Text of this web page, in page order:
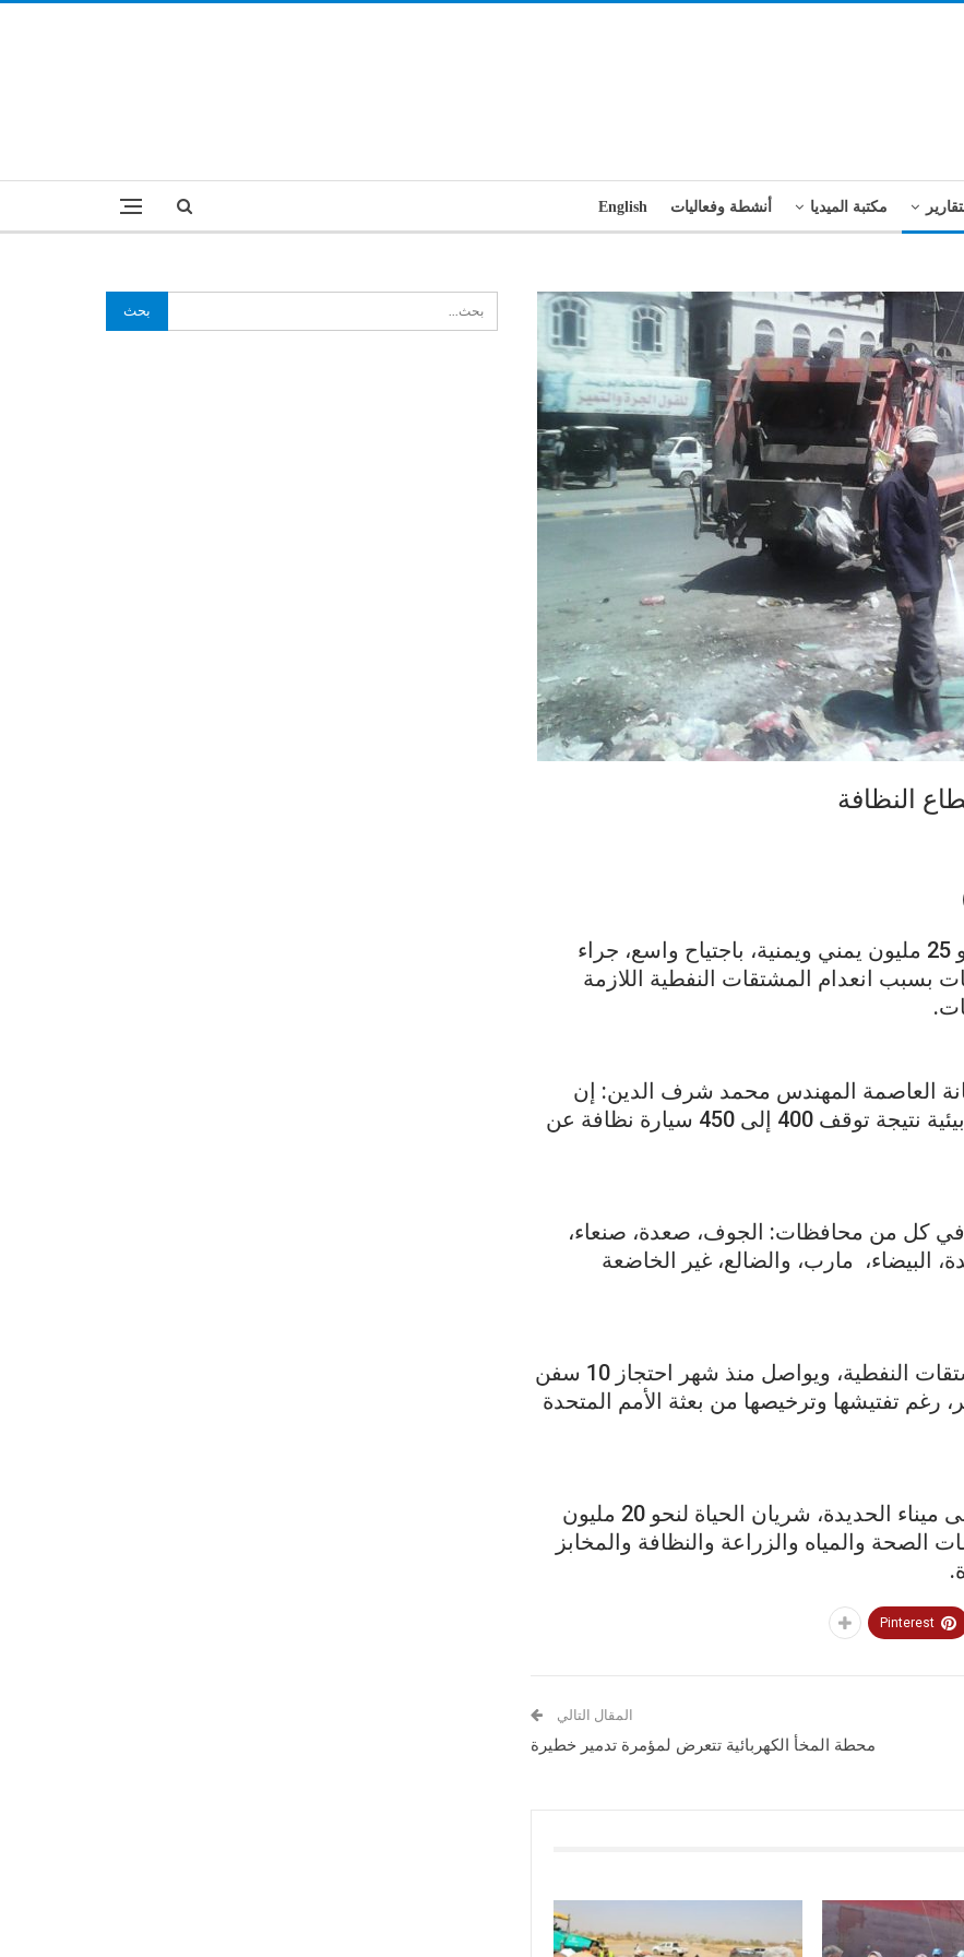
مكتبة الميديا أنشطة وفعاليات English
تتهدد الأمراض والأوبئة 13 محافظة يقطنها نحو 25 مليون يمني ويمنية، باجتياح واسع، جراء
بسبب انعدام المشتقات النفطية اللازمة
العاصمة المهندس محمد شرف الدين: إن
“انعدام المشتقات النفطية سيؤدي إلى كارثة بيئية نتيجة توقف 400 إلى 450 سيارة نظافة عن
في كل من محافظات: الجوف، صعدة، صنعاء،
البيضاء، مارب، والضالع، غير الخاضعة
وشدد التحالف تقييد حركة تدفق السلع والمشتقات النفطية، ويواصل منذ شهر احتجاز 10 سفن
رغم تفتيشها وترخيصها من بعثة الأمم المتحدة
وتسبب منع التحالف دخول سفن المشتقات الى ميناء الحديدة، شريان الحياة لنحو 20 مليون
والمياه والزراعة والنظافة والمخابز
Pinterest
المقال التالي
محطة المخأ الكهربائية تتعرض لمؤمرة تدمير خطيرة